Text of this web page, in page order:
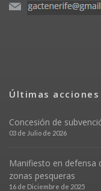
Últimas acciones
Concesión de
03 de Julio de 2026
Manifiesto en defensa
zonas pesqueras
16 de Diciembre de 2025